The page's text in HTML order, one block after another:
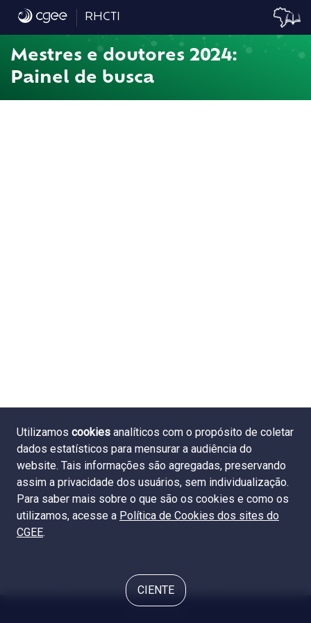
Painel de Busca
RHCTI
Mestres e doutores 2024:
Painel de busca
© 2024 CGEE
Utilizamos cookies analíticos com o propósito de coletar
dados estatísticos para mensurar a audiência do
website. Tais informações são agregadas, preservando
assim a privacidade dos usuários, sem individualização.
Para saber mais sobre o que são os cookies e como os
utilizamos, acesse a Política de Cookies dos sites do
CGEE.
CIENTE